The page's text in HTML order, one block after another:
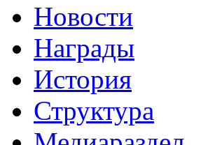
Новости
Награды
История
Структура